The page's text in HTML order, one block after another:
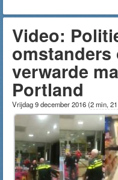
Video:
omstanders
verwarde
Portland
Vrijdag 9 december 2016(2 min,